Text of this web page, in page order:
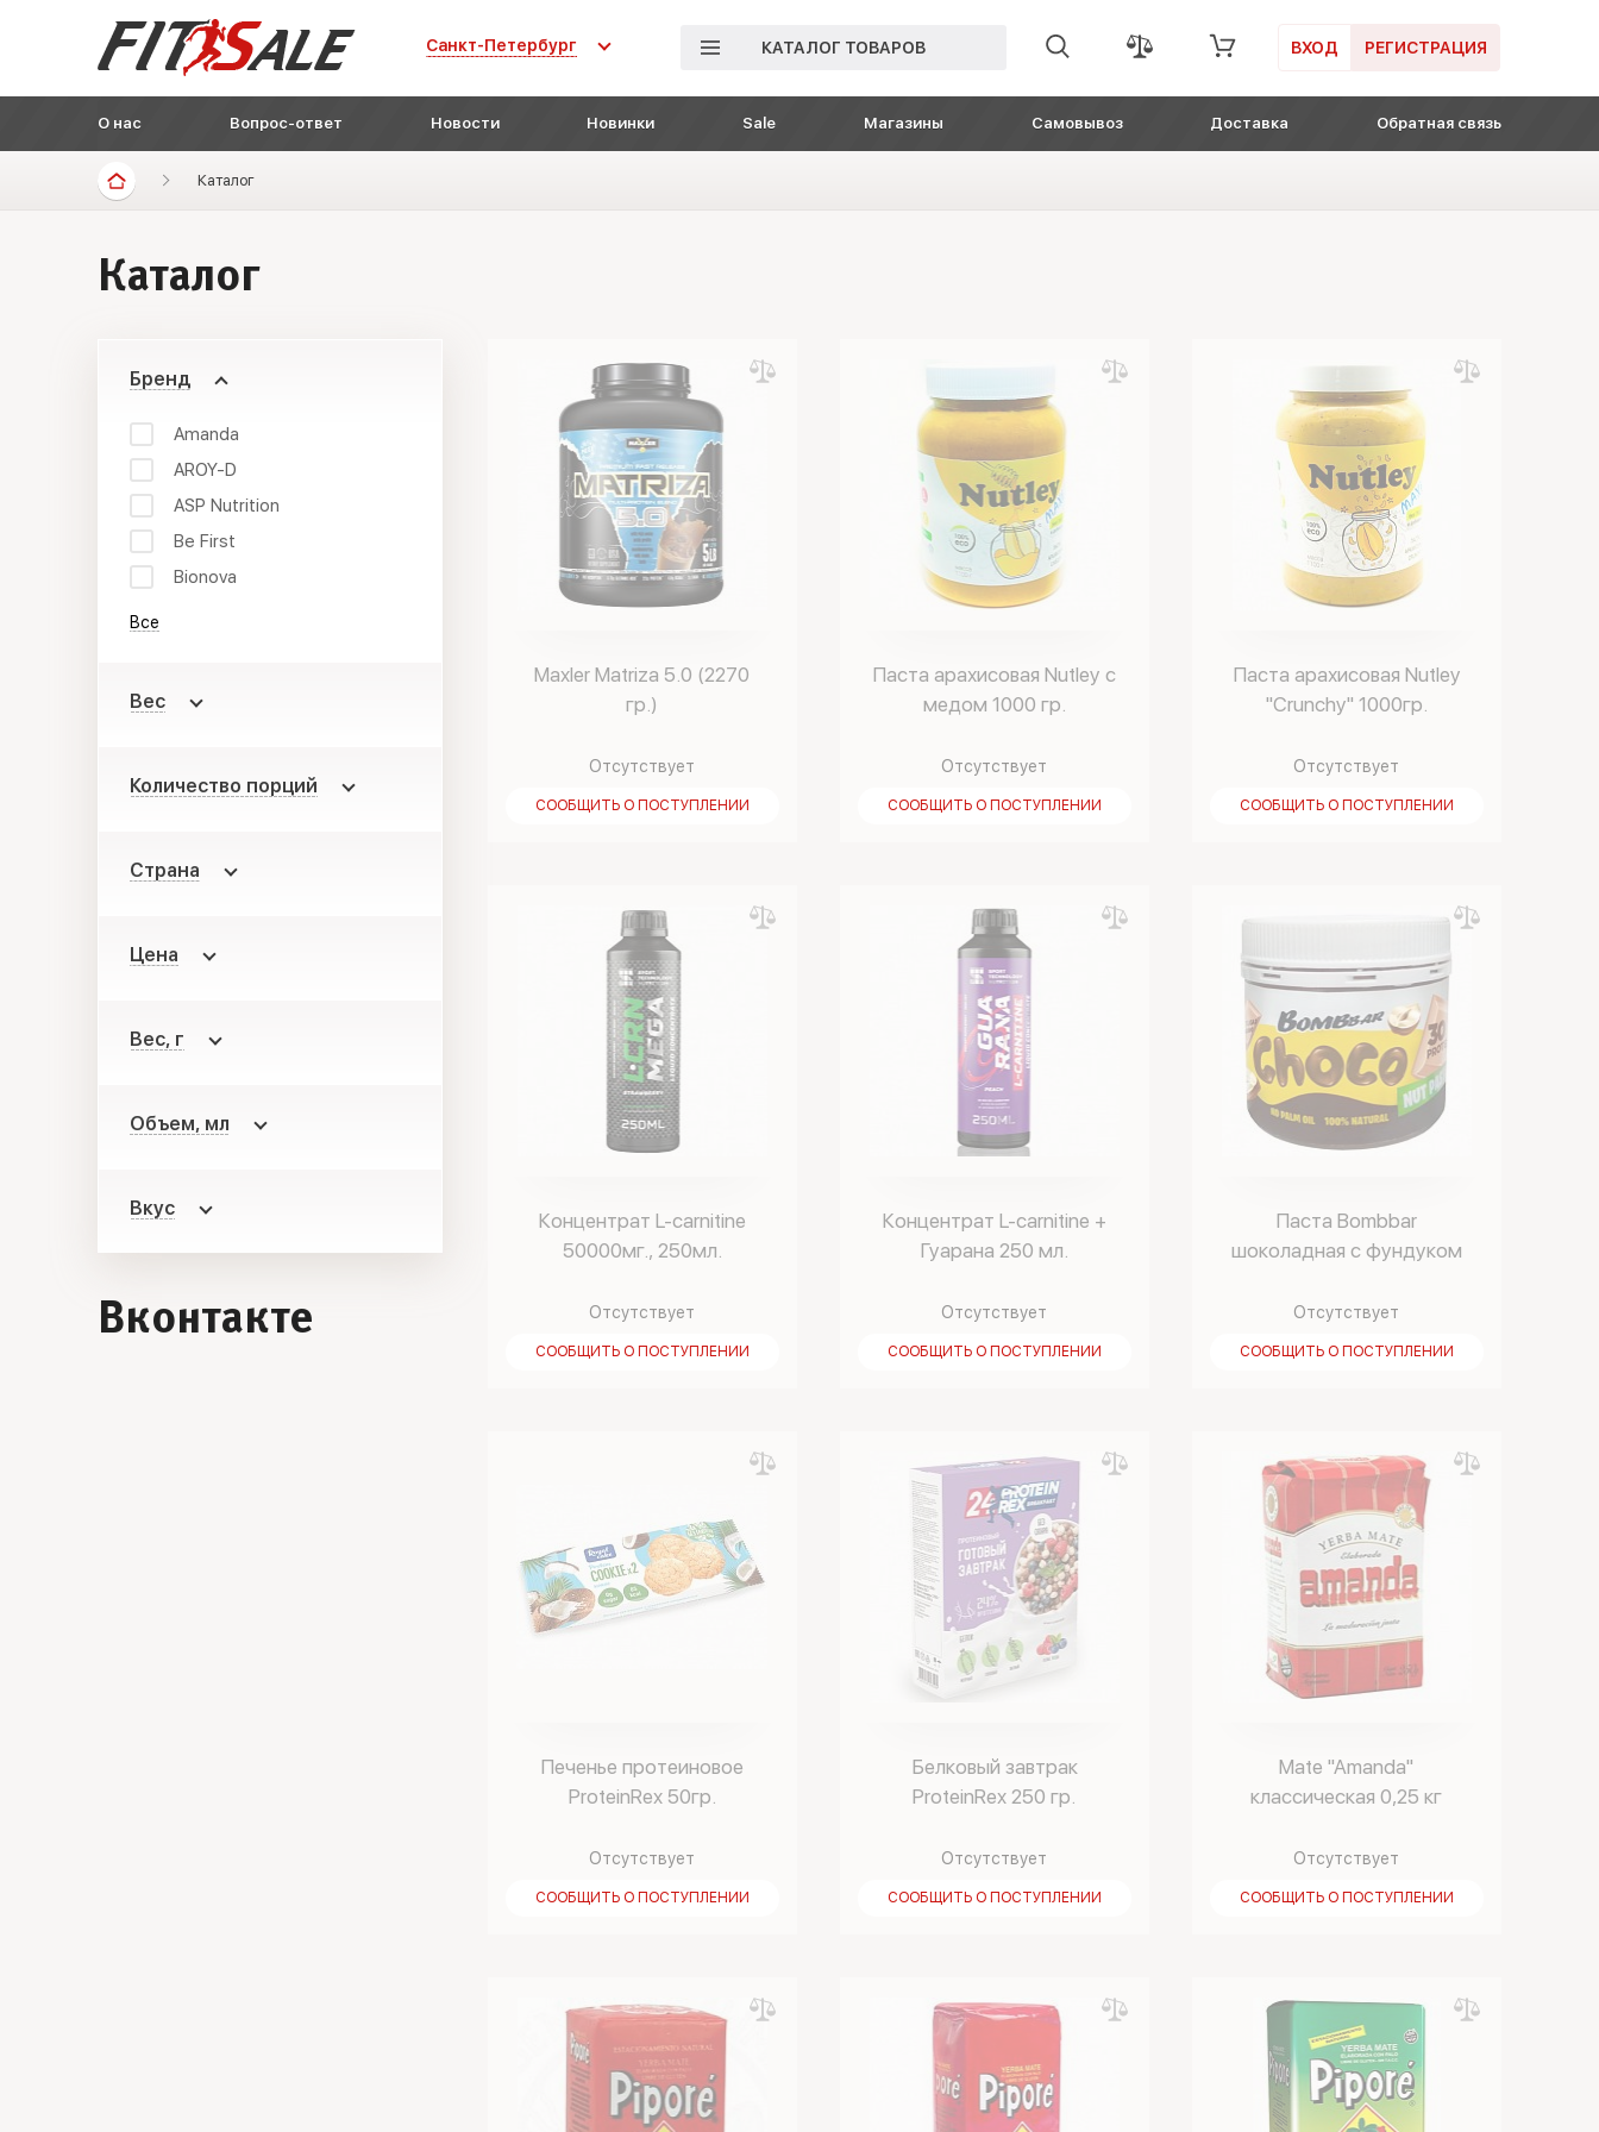
Санкт-Петербург КАТАЛОГ ТОВАРОВ ВХОД РЕГИСТРАЦИЯ
О нас Вопрос-ответ Новости Новинки Sale Магазины Самовывоз Доставка Обратная связь
Каталог
Каталог
Бренд
Amanda
AROY-D
ASP Nutrition
Be First
Bionova
Все
Вес
Количество порций
Страна
Цена
Вес, г
Объем, мл
Вкус
Вконтакте
Maxler Matriza 5.0 (2270
гр.)
Отсутствует
СООБЩИТЬ О ПОСТУПЛЕНИИ
Паста арахисовая Nutley с
медом 1000 гр.
Отсутствует
СООБЩИТЬ О ПОСТУПЛЕНИИ
Паста арахисовая Nutley
"Crunchy" 1000гр.
Отсутствует
СООБЩИТЬ О ПОСТУПЛЕНИИ
Концентрат L-carnitine
50000мг., 250мл.
Отсутствует
СООБЩИТЬ О ПОСТУПЛЕНИИ
Концентрат L-carnitine +
Гуарана 250 мл.
Отсутствует
СООБЩИТЬ О ПОСТУПЛЕНИИ
Паста Bombbar
шоколадная с фундуком
Отсутствует
СООБЩИТЬ О ПОСТУПЛЕНИИ
Печенье протеиновое
ProteinRex 50гр.
Отсутствует
СООБЩИТЬ О ПОСТУПЛЕНИИ
Белковый завтрак
ProteinRex 250 гр.
Отсутствует
СООБЩИТЬ О ПОСТУПЛЕНИИ
Mate "Amanda"
классическая 0,25 кг
Отсутствует
СООБЩИТЬ О ПОСТУПЛЕНИИ